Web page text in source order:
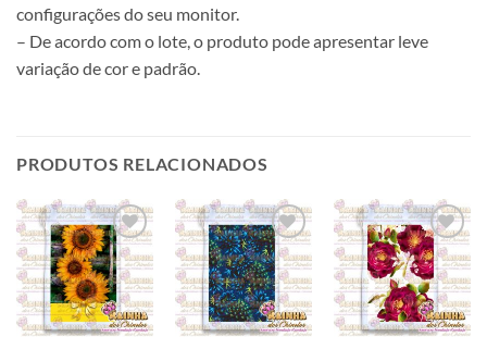
configurações do seu monitor.
– De acordo com o lote, o produto pode apresentar leve
variação de cor e padrão.
PRODUTOS RELACIONADOS